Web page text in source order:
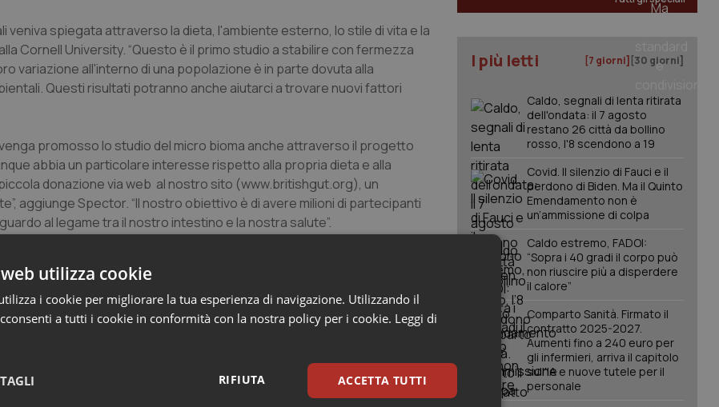
veniva spiegata attraverso la dieta, l'ambiente esterno, lo stile di vita e la
Cornell University. “Questo è il primo studio a stabilire con fermezza
variazione all'interno di una popolazione è in parte dovuta alla
Questi risultati potranno anche aiutarci a trovare nuovi fattori
promosso lo studio del micro bioma anche attraverso il progetto
abbia un particolare interesse rispetto alla propria dieta e alla
donazione via web al nostro sito (www.britishgut.org), un
aggiunge Spector. “Il nostro obiettivo è di avere milioni di partecipanti
al legame tra il nostro intestino e la nostra salute”.
, 2014; 159 (4): 789 DOI: 10.1016/j.cell.2014.09.053
I più letti [7 giorni] [30 giorni]
Caldo, segnali di lenta ritirata
dell'ondata: il 7 agosto
restano 26 città da bollino
rosso, l'8 scendono a 19
Covid. Il silenzio di Fauci e il
perdono di Biden. Ma il Quinto
Emendamento non è
un’ammissione di colpa
Caldo estremo, FADOI:
“Sopra i 40 gradi il corpo può
non riuscire più a disperdere
il calore”
Comparto Sanità. Firmato il
contratto 2025-2027.
Aumenti fino a 240 euro per
gli infermieri, arriva il capitolo
sull'IA e nuove tutele per il
personale
utilizza cookie
i cookie per migliorare la tua esperienza di navigazione. Utilizzando il
a tutti i cookie in conformità con la nostra policy per i cookie. Leggi di
ACCETTA TUTTI
RIFIUTA